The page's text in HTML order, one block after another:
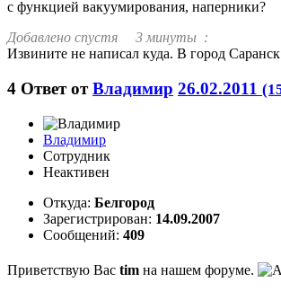
с функцией вакуумирования, наперники?
Добавлено спустя 3 минуты :
Извините не написал куда. В город
4 Ответ отВладимир 26.02.2011
Владимир
Сотрудник
Неактивен
Откуда: Белгород
Зарегистрирован: 14.09.2007
Сообщений: 409
Приветствую Вас tim на нашем форуме.